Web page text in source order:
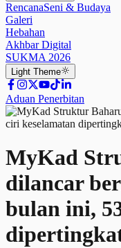
RencanaSeni & Budaya
Galeri
Hebahan
Akhbar Digital
SUKMA 2026
Light Theme
Aduan Penerbitan
MyKad
dilancar
bulan ini,